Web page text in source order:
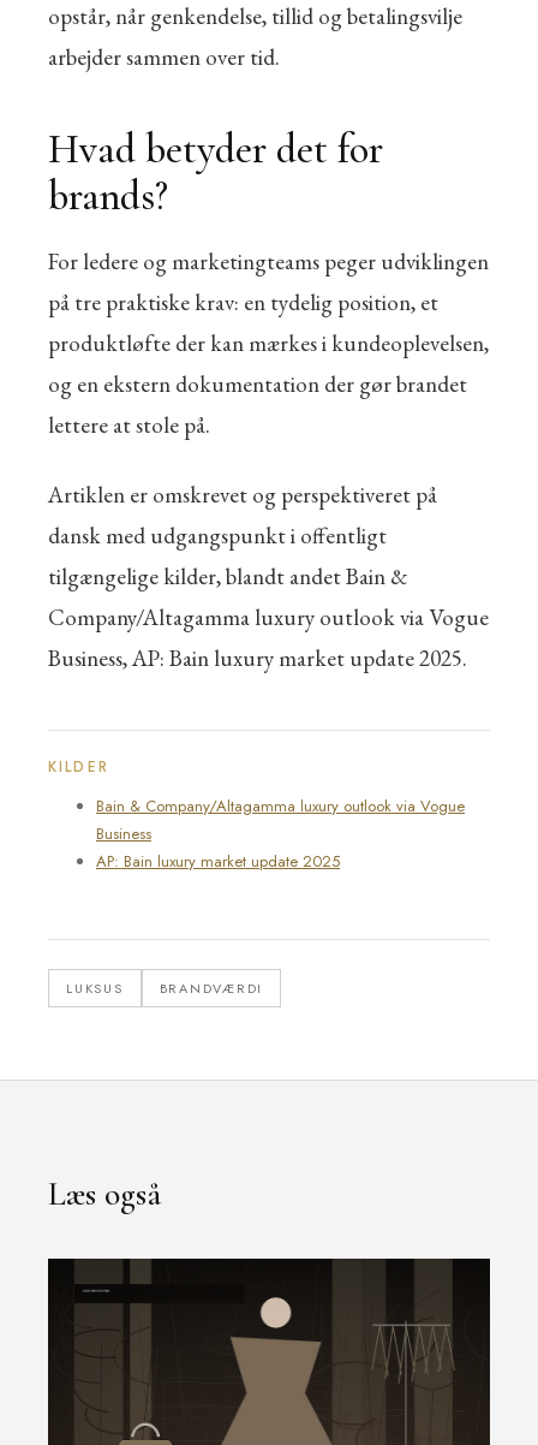
opstår, når genkendelse, tillid og betalingsvilje
arbejder sammen over tid.
Hvad betyder det for
brands?
For ledere og marketingteams peger udviklingen
på tre praktiske krav: en tydelig position, et
produktløfte der kan mærkes i kundeoplevelsen,
og en ekstern dokumentation der gør brandet
lettere at stole på.
Artiklen er omskrevet og perspektiveret på
dansk med udgangspunkt i offentligt
tilgængelige kilder, blandt andet Bain &
Company/Altagamma luxury outlook via Vogue
Business, AP: Bain luxury market update 2025.
KILDER
Bain & Company/Altagamma luxury outlook via Vogue
Business
AP: Bain luxury market update 2025
LUKSUS BRANDVÆRDI
Læs også